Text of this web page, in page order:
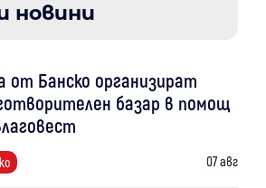
новини
от Банско организират
базар в помощ
07 авг